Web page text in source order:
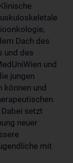
Dach des
und des
und
jungen
können und
setzt
neuer
mit